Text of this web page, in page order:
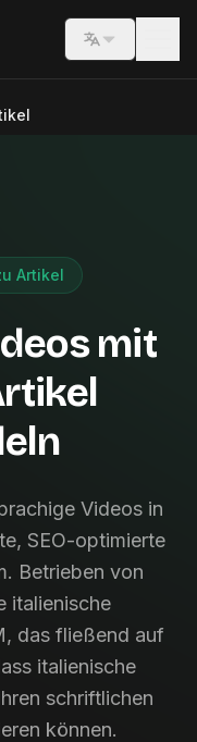
Switch
Artikel
mit
Videos in
SEO-optimierte
Betrieben von
italienische
das fließend auf
italienische
schriftlichen
können.